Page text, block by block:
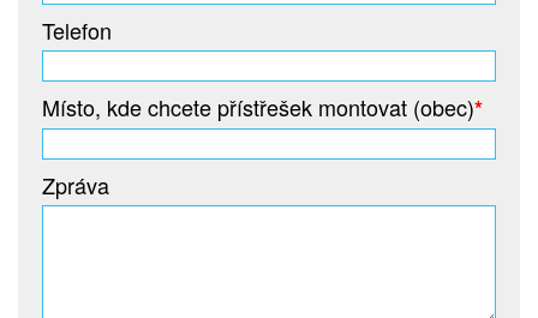
Telefon
Místo, kde chcete přístřešek montovat (obec)*
Zpráva